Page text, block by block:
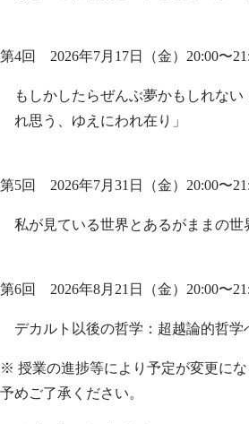
第4回 2026年7月17日（金）20:00〜
もしかしたらぜんぶ夢かもしれな
れ思う、ゆえにわれ在り」
第5回 2026年7月31日（金）20:00〜
私が見ている世界とあるがままの
第6回 2026年8月21日（金）20:00〜
デカルト以後の哲学：超越論的哲学
※ 授業の進捗等により予定が変更にな
予めご了承ください。